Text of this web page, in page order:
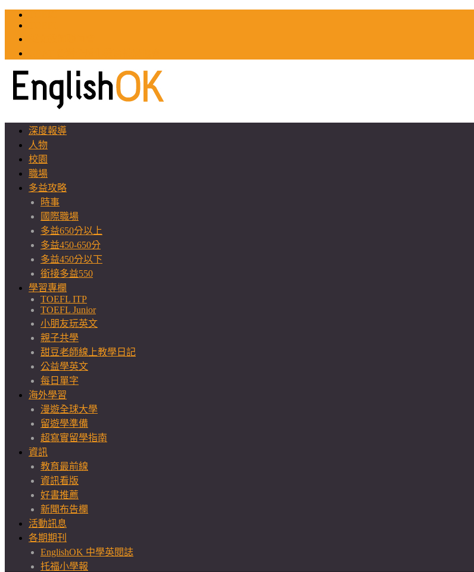
深度報導
人物
校園
職場
多益攻略
時事
國際職場
多益650分以上
多益450-650分
多益450分以下
銜接多益550
學習專欄
TOEFL ITP
TOEFL Junior
小朋友玩英文
親子共學
甜豆老師線上教學日記
公益學英文
每日單字
海外學習
漫遊全球大學
留遊學準備
超寫實留學指南
資訊
教育最前線
資訊看版
好書推薦
新聞布告欄
活動訊息
各期期刊
EnglishOK 中學英閱誌
托福小學報